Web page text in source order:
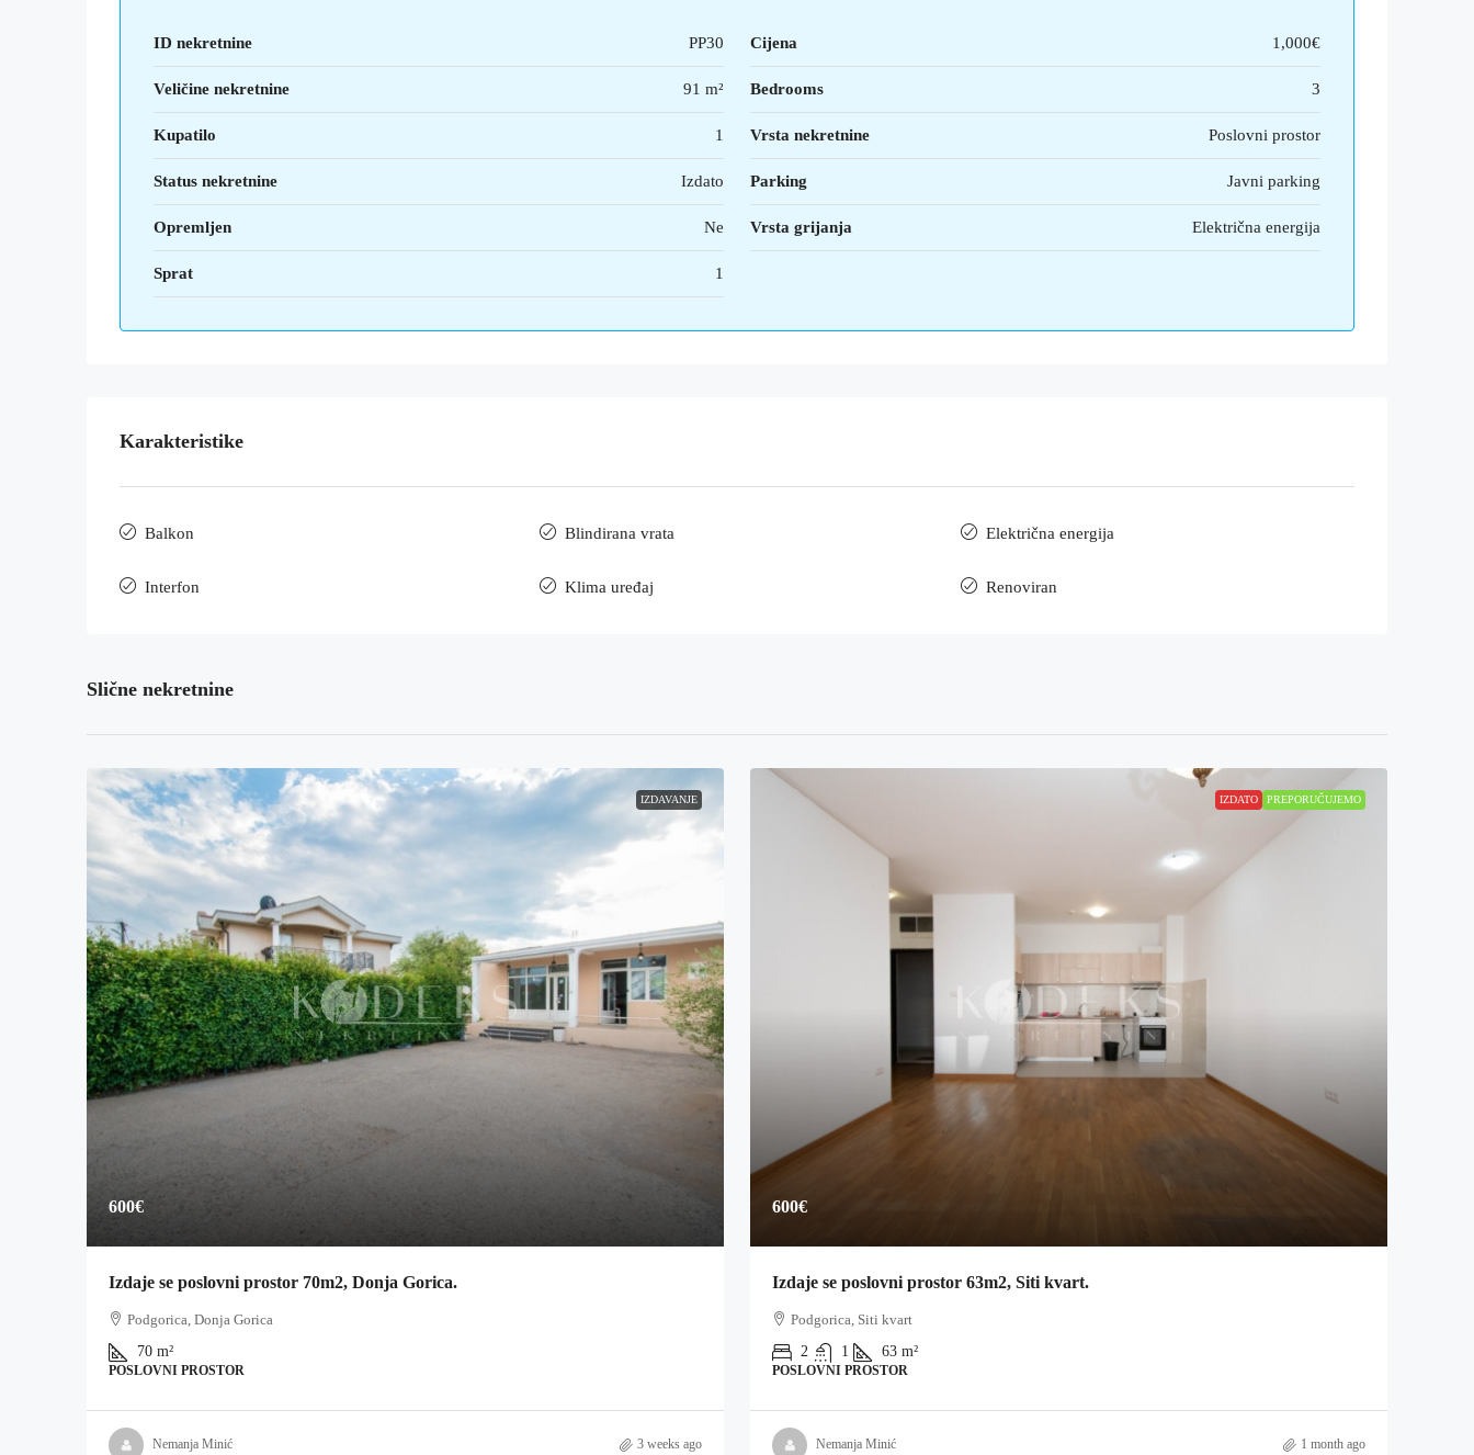
ID nekretnine PP30 Cijena 1,000€
Veličine nekretnine 91 m² Bedrooms 3
Kupatilo 1 Vrsta nekretnine Poslovni prostor
Status nekretnine Izdato Parking Javni parking
Opremljen Ne Vrsta grijanja Električna energija
Sprat 1
Karakteristike
Balkon Blindirana vrata Električna energija
Interfon Klima uređaj Renoviran
Slične nekretnine
IZDAVANJE
600€
Izdaje se poslovni prostor 70m2, Donja Gorica.
Podgorica, Donja Gorica
70 m²
POSLOVNI PROSTOR
Nemanja Minić 3 weeks ago
IZDATO PREPORUČUJEMO
600€
Izdaje se poslovni prostor 63m2, Siti kvart.
Podgorica, Siti kvart
2
1 63 m²
POSLOVNI PROSTOR
Nemanja Minić 1 month ago